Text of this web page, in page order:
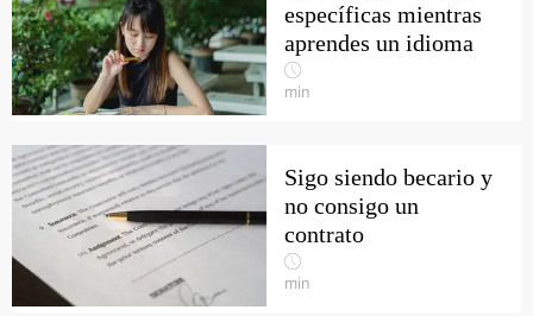
específicas mientras
aprendes un idioma
min
Sigo siendo becario y
no consigo un
contrato
min